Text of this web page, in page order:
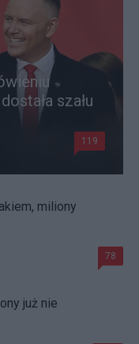
szału
119
miliony
78
już nie